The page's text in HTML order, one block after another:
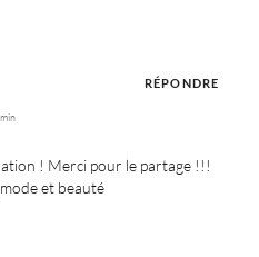
! Merci pour le partage !!!
et beauté
RÉPONDRE